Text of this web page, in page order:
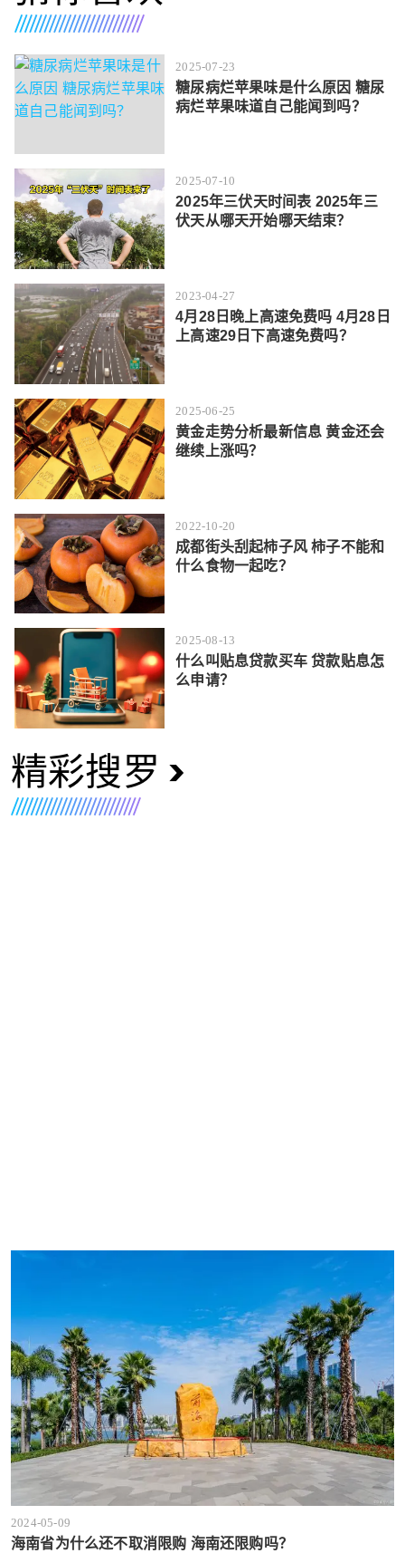
2025-07-23
糖尿病烂苹果味是什么原因 糖尿
病烂苹果味道自己能闻到吗？
2025-07-10
2025年三伏天时间表 2025年三
伏天从哪天开始哪天结束？
2023-04-27
4月28日晚上高速免费吗 4月28日
上高速29日下高速免费吗？
2025-06-25
黄金走势分析最新信息 黄金还会
继续上涨吗？
2022-10-20
成都街头刮起柿子风 柿子不能和
什么食物一起吃？
2025-08-13
什么叫贴息贷款买车 贷款贴息怎
么申请？
精彩搜罗
2024-05-09
海南省为什么还不取消限购 海南还限购吗？